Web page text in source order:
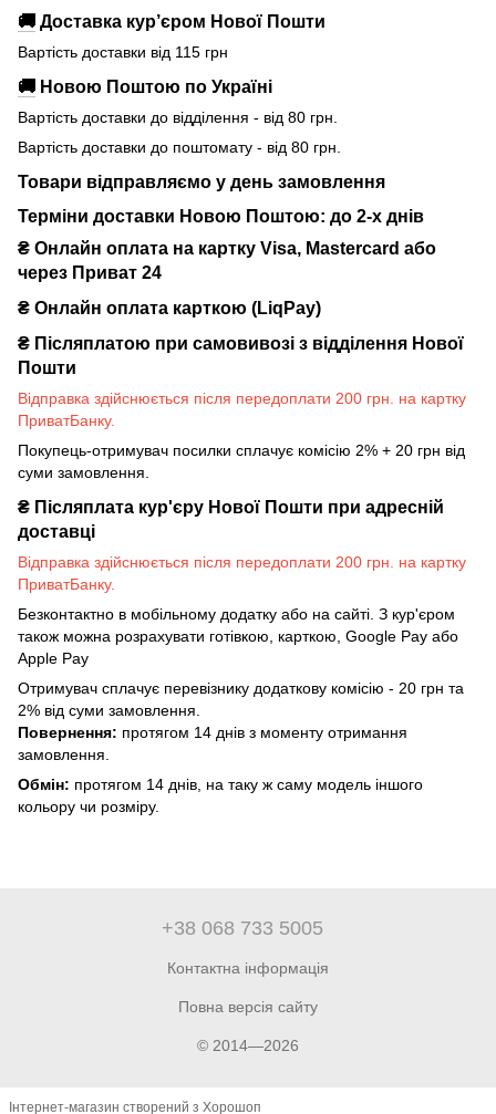
🚚 Доставка кур’єром Нової Пошти
Вартість доставки від 115 грн
🚚 Новою Поштою по Україні
Вартість доставки до відділення - від 80 грн.
Вартість доставки до поштомату - від 80 грн.
Товари відправляємо у день замовлення
Терміни доставки Новою Поштою: до 2-х днів
₴ Онлайн оплата на картку Visa, Mastercard або
через Приват 24
₴ Онлайн оплата карткою (LiqPay)
₴ Післяплатою при самовивозі з відділення Нової
Пошти
Відправка здійснюється після передоплати 200 грн. на картку
ПриватБанку.
Покупець-отримувач посилки сплачує комісію 2% + 20 грн від
суми замовлення.
₴ Післяплата кур'єру Нової Пошти при адресній
доставці
Відправка здійснюється після передоплати 200 грн. на картку
ПриватБанку.
Безконтактно в мобільному додатку або на сайті. З кур'єром
також можна розрахувати готівкою, карткою, Google Pay або
Apple Pay
Отримувач сплачує перевізнику додаткову комісію - 20 грн та
2% від суми замовлення.
Повернення: протягом 14 днів з моменту отримання
замовлення.
Обмін: протягом 14 днів, на таку ж саму модель іншого
кольору чи розміру.
+38 068 733 5005
Контактна інформація
Повна версія сайту
© 2014—2026
Інтернет-магазин створений з Хорошоп